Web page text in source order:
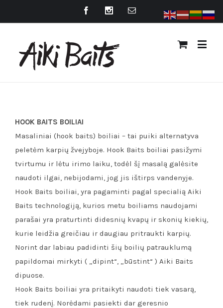
HOOK BAITS BOILIAI
Masaliniai (hook baits) boiliai – tai puiki alternatyva
peletėm karpių žvejyboje. Hook Baits boiliai pasižymi
tvirtumu ir lėtu irimo laiku, todėl šį masalą galėsite
naudoti ilgai, nebijodami, jog jis ištirps vandenyje.
Hook Baits boiliai, yra pagaminti pagal specialią Aiki
Baits technologiją, kurios metu boiliams naudojami
parašai yra praturtinti didesnių kvapų ir skonių kiekių,
kurie leidžia greičiau ir daugiau pritraukti karpių.
Norint dar labiau padidinti šių boilių patrauklumą
papildomai mirkyti ( „dipint“, „būstint“ ) Aiki Baits
dipuose.
Hook Baits boiliai yra pritaikyti naudoti tiek vasarą,
tiek rudenį. Norėdami pasiekti dar geresnio